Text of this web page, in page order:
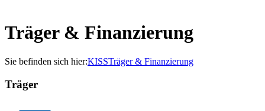
Träger & Finanzierung
Sie befinden sich hier:KISSTräger & Finanzierung
Träger